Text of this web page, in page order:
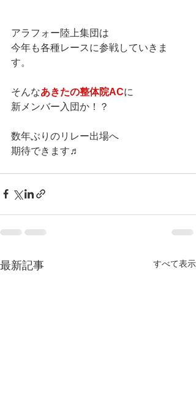
アラフォー陸上集団は
今年も各種レースに参戦していきま
す。
そんなあきたの整体院ACに
新メンバー入団か！？
数年ぶりのリレー出場へ
期待できます♬
最新記事 すべて表示